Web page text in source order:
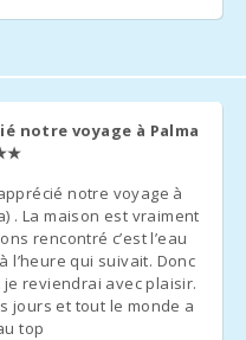
notre voyage à Palma
notre voyage à
. La maison est vraiment
rencontré c’est l’eau
l’heure qui suivait. Donc
reviendrai avec plaisir.
jours et tout le monde a
top